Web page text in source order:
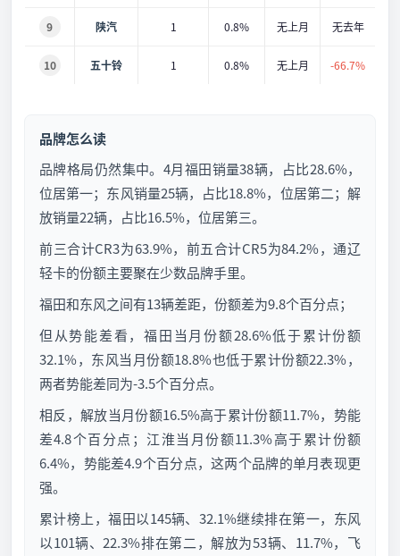
9 陕汽 1 0.8% 无上月 无去年
10 五十铃 1 0.8% 无上月 -66.7%
品牌怎么读
品牌格局仍然集中。4月福田销量38辆，占比28.6%，
位居第一；东风销量25辆，占比18.8%，位居第二；解
放销量22辆，占比16.5%，位居第三。
前三合计CR3为63.9%，前五合计CR5为84.2%，通辽
轻卡的份额主要聚在少数品牌手里。
福田和东风之间有13辆差距，份额差为9.8个百分点；
但从势能差看，福田当月份额28.6%低于累计份额
32.1%，东风当月份额18.8%也低于累计份额22.3%，
两者势能差同为-3.5个百分点。
相反，解放当月份额16.5%高于累计份额11.7%，势能
差4.8个百分点；江淮当月份额11.3%高于累计份额
6.4%，势能差4.9个百分点，这两个品牌的单月表现更
强。
累计榜上，福田以145辆、32.1%继续排在第一，东风
以101辆、22.3%排在第二，解放为53辆、11.7%，飞